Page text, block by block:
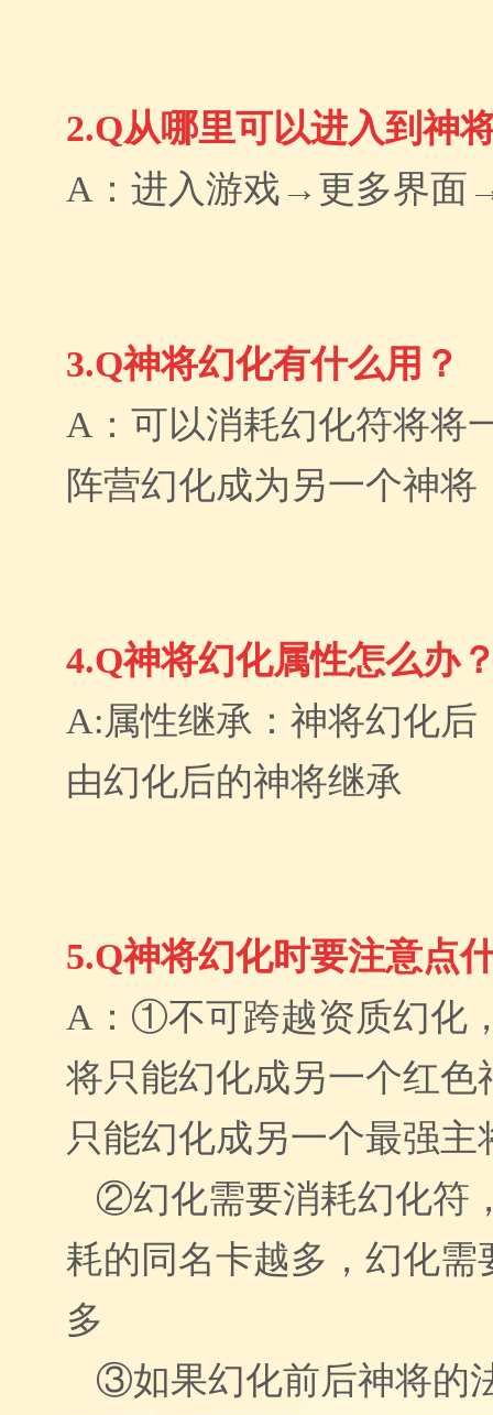
2.Q从哪里可以进入到神
A：进入游戏→更多界面
3.Q神将幻化有什么用？
A：可以消耗幻化符将将
阵营幻化成为另一个神将
4.Q神将幻化属性怎么办
A:属性继承：神将幻化后
由幻化后的神将继承
5.Q神将幻化时要注意点
A：①不可跨越资质幻化
将只能幻化成另一个红色
只能幻化成另一个最强主
②幻化需要消耗幻化符
耗的同名卡越多，幻化需
多
③如果幻化前后神将的